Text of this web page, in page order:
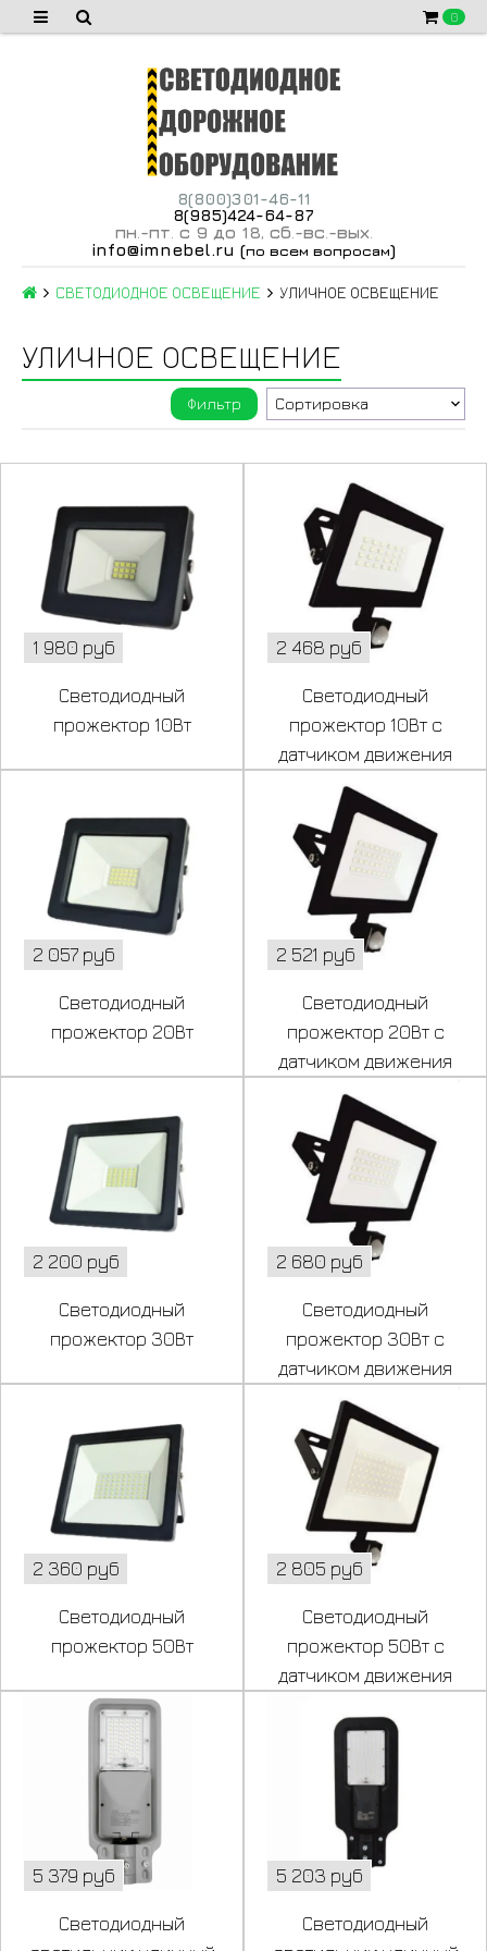
0
8(800)301-46-11
8(985)424-64-87
пн -пт с 9 до 18, сб -вс -вых.
info@imnebel.ru (по всем вопросам)
СВЕТОДИОДНОЕ ОСВЕЩЕНИЕ УЛИЧНОЕ ОСВЕЩЕНИЕ
УЛИЧНОЕ ОСВЕЩЕНИЕ
Фильтр
1 980 руб
Светодиодный
прожектор 10Вт
2 468 руб
Светодиодный
прожектор 10Вт с
датчиком движения
2 057 руб
Светодиодный
прожектор 20Вт
2 521 руб
Светодиодный
прожектор 20Вт с
датчиком движения
2 200 руб
Светодиодный
прожектор 30Вт
2 680 руб
Светодиодный
прожектор 30Вт с
датчиком движения
2 360 руб
Светодиодный
прожектор 50Вт
2 805 руб
Светодиодный
прожектор 50Вт с
датчиком движения
5 379 руб
Светодиодный
5 203 руб
Светодиодный